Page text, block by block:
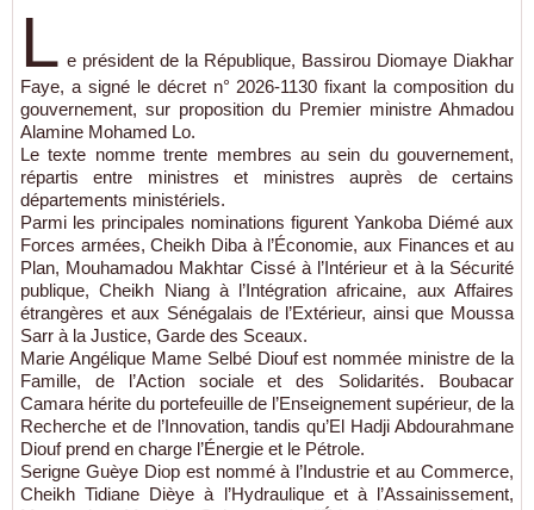
L e président de la République, Bassirou Diomaye Diakhar
Faye, a signé le décret n° 2026-1130 fixant la composition du
gouvernement, sur proposition du Premier ministre Ahmadou
Alamine Mohamed Lo.
Le texte nomme trente membres au sein du gouvernement,
répartis entre ministres et ministres auprès de certains
départements ministériels.
Parmi les principales nominations figurent Yankoba Diémé aux
Forces armées, Cheikh Diba à l’Économie, aux Finances et au
Plan, Mouhamadou Makhtar Cissé à l’Intérieur et à la Sécurité
publique, Cheikh Niang à l’Intégration africaine, aux Affaires
étrangères et aux Sénégalais de l’Extérieur, ainsi que Moussa
Sarr à la Justice, Garde des Sceaux.
Marie Angélique Mame Selbé Diouf est nommée ministre de la
Famille, de l’Action sociale et des Solidarités. Boubacar
Camara hérite du portefeuille de l’Enseignement supérieur, de la
Recherche et de l’Innovation, tandis qu’El Hadji Abdourahmane
Diouf prend en charge l’Énergie et le Pétrole.
Serigne Guèye Diop est nommé à l’Industrie et au Commerce,
Cheikh Tidiane Dièye à l’Hydraulique et à l’Assainissement,